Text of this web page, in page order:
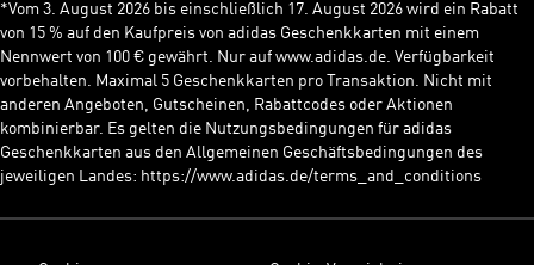
*Vom 3. August 2026 bis einschließlich 17. August 2026 wird ein Rabatt
von 15 % auf den Kaufpreis von adidas Geschenkkarten mit einem
Nennwert von 100 € gewährt. Nur auf www.adidas.de. Verfügbarkeit
vorbehalten. Maximal 5 Geschenkkarten pro Transaktion. Nicht mit
anderen Angeboten, Gutscheinen, Rabattcodes oder Aktionen
kombinierbar. Es gelten die Nutzungsbedingungen für adidas
Geschenkkarten aus den Allgemeinen Geschäftsbedingungen des
jeweiligen Landes: https://www.adidas.de/terms_and_conditions